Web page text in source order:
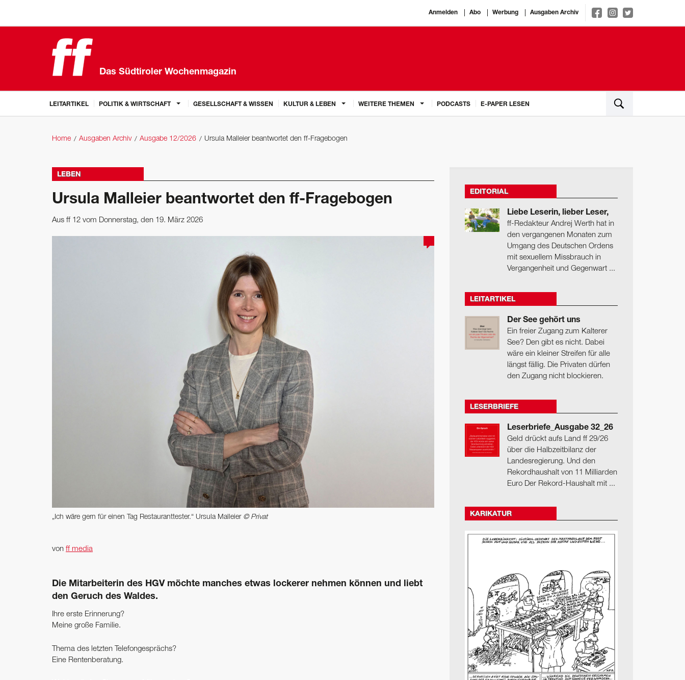
Anmelden Abo Werbung Ausgaben Archiv
Das Südtiroler Wochenmagazin
LEITARTIKEL POLITIK & WIRTSCHAFT GESELLSCHAFT & WISSEN KULTUR & LEBEN WEITERE THEMEN PODCASTS E-PAPER LESEN
Home Ausgaben Archiv Ausgabe 12/2026 Ursula Malleier beantwortet den ff-Fragebogen
LEBEN
Ursula Malleier beantwortet den ff-Fragebogen
Aus ff 12 vom Donnerstag, den 19. März 2026
„Ich wäre gern für einen Tag Restauranttester.“ Ursula Malleier © Privat
von ff media
Die Mitarbeiterin des HGV möchte manches etwas lockerer nehmen können und liebt
den Geruch des Waldes.
Ihre erste Erinnerung?
Meine große Familie.
Thema des letzten Telefongesprächs?
Eine Rentenberatung.
EDITORIAL
Liebe Leserin, lieber Leser,
ff-Redakteur Andrej Werth hat in
den vergangenen Monaten zum
Umgang des Deutschen Ordens
mit sexuellem Missbrauch in
Vergangenheit und Gegenwart ...
LEITARTIKEL
Der See gehört uns
Ein freier Zugang zum Kalterer
See? Den gibt es nicht. Dabei
wäre ein kleiner Streifen für alle
längst fällig. Die Privaten dürfen
den Zugang nicht blockieren.
LESERBRIEFE
Leserbriefe_Ausgabe 32_26
Geld drückt aufs Land ff 29/26
über die Halbzeitbilanz der
Landesregierung. Und den
Rekordhaushalt von 11 Milliarden
Euro Der Rekord-Haushalt mit ...
KARIKATUR